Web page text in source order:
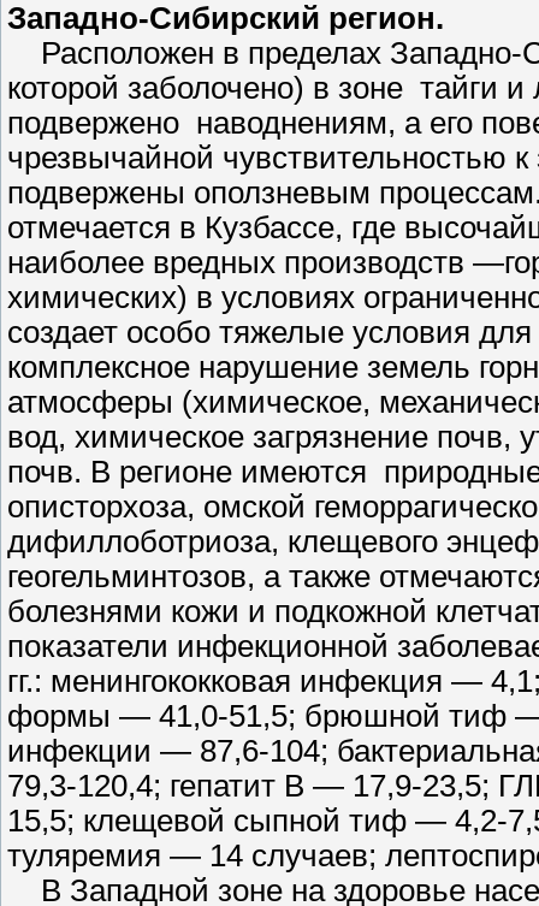
Западно-Сибирский регион.
Расположен в пределах Западно-
которой заболочено) в зоне тайги
подвержено наводнениям, а его
чрезвычайной
подвержены оползневым
отмечается в Кузбассе, где
наиболее вредных производств
химических) в условиях
создает особо тяжелые условия
комплексное нарушение земель
атмосферы (химическое,
вод, химическое загрязнение почв,
почв. В регионе имеются
описторхоза, омской
дифиллоботриоза, клещевого
геогельминтозов, а также
болезнями кожи и подкожной
показатели инфекционной
гг.: менингококковая инфекция —
формы — 41,0-51,5; брюшной тиф —
инфекции — 87,6-104;
79,3-120,4; гепатит В — 17,9-23,5;
15,5; клещевой сыпной тиф — 4,2-
туляремия — 14 случаев;
В Западной зоне на здоровье